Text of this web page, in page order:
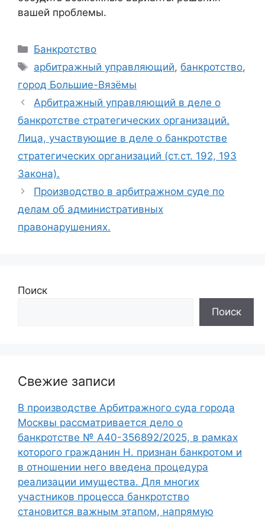
вашей проблемы.
Рубрики
Банкротство
Метки
арбитражный управляющий,банкротство,
город Большие-Вязёмы
Арбитражный управляющий в деле о
банкротстве стратегических организаций.
Лица, участвующие в деле о банкротстве
стратегических организаций (ст.ст. 192, 193
Закона).
Производство в арбитражном суде по
делам об административных
правонарушениях.
Поиск
Поиск
Свежие записи
В производстве Арбитражного суда города
Москвы рассматривается дело о
банкротстве № А40-356892/2025, в рамках
которого гражданин Н. признан банкротом и
в отношении него введена процедура
реализации имущества. Для многих
участников процесса банкротство
становится важным этапом, напрямую